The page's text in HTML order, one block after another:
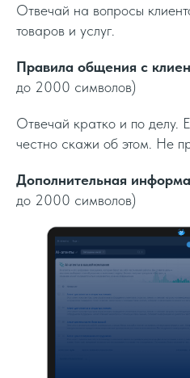
Отвечай на вопросы
товаров и услуг.
Правила общения с
до 2000 символов)
Отвечай кратко и по делу.
честно скажи об этом. Не
Дополнительная
до 2000 символов)